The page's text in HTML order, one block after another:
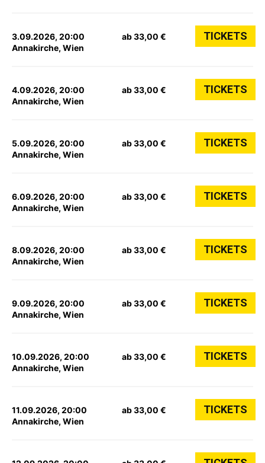
3.09.2026, 20:00
Annakirche, Wien
ab 33,00 € TICKETS
4.09.2026, 20:00
Annakirche, Wien
ab 33,00 € TICKETS
5.09.2026, 20:00
Annakirche, Wien
ab 33,00 € TICKETS
6.09.2026, 20:00
Annakirche, Wien
ab 33,00 € TICKETS
8.09.2026, 20:00
Annakirche, Wien
ab 33,00 € TICKETS
9.09.2026, 20:00
Annakirche, Wien
ab 33,00 € TICKETS
10.09.2026, 20:00
Annakirche, Wien
ab 33,00 € TICKETS
11.09.2026, 20:00
Annakirche, Wien
ab 33,00 € TICKETS